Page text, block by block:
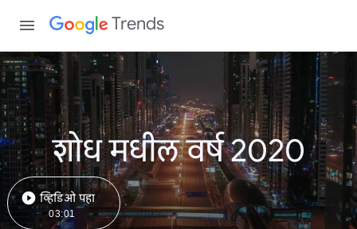
Trends
शोध मधील वर्ष 2020
व्हिडिओ पहा
03:01